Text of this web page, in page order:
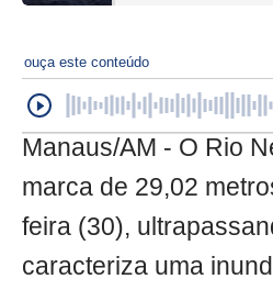
ouça este conteúdo
Manaus/AM - O Rio
marca de 29,02
feira (30),
caracteriza uma